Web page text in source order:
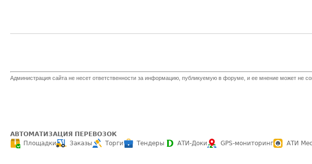
Администрация сайта не несет ответственности за информацию, публикуемую в форуме, и ее мнение может не
АВТОМАТИЗАЦИЯ ПЕРЕВОЗОК
Площадки
Заказы Торги Тендеры АТИ-Доки GPS-мониторинг АТИ